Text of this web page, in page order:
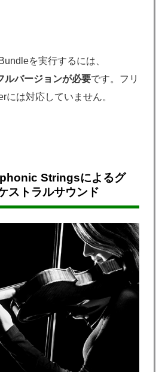
を実行するには、
ルバージョンが必要です。フリ
には対応していません。
Stringsによるグ
ストラルサウンド